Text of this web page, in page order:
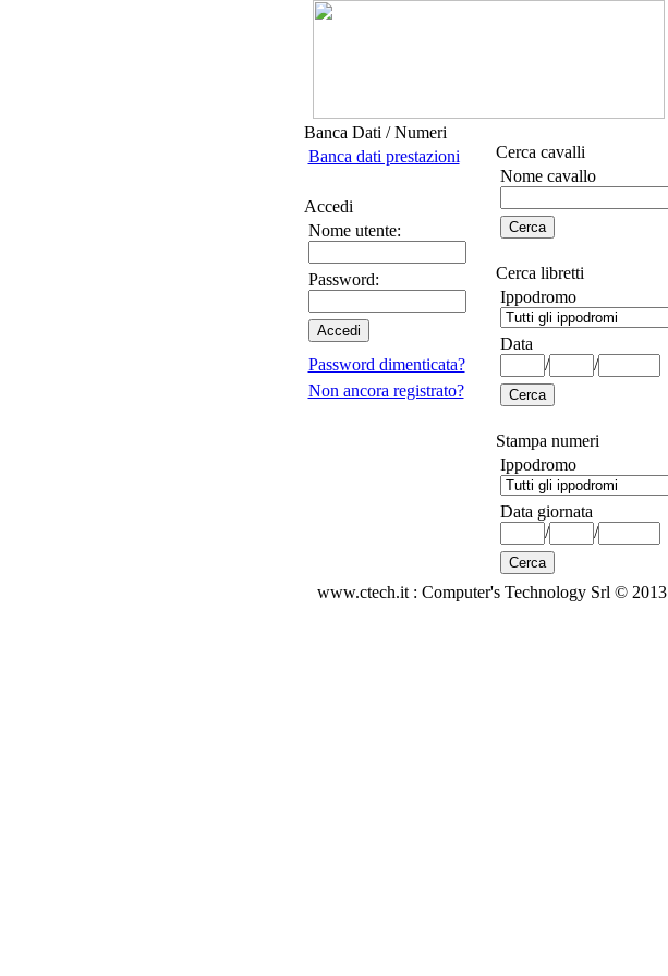
Banca Dati / Numeri
Banca dati prestazioni
Accedi
Nome utente:
Password:
Password dimenticata?
Non ancora registrato?
Cerca cavalli
Nome cavallo
Cerca libretti
Ippodromo
Data
/
/
Stampa numeri
Ippodromo
Data giornata
/
/
www.ctech.it : Computer's Technology Srl © 2013